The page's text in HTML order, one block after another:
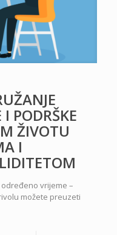
PODRŠKE
ŽIVOTU
I
vrijeme –
možete preuzeti